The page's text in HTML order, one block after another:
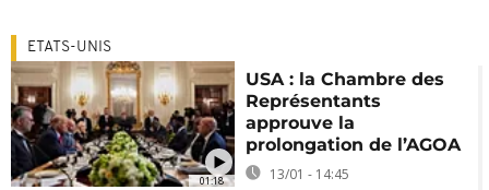
01:18
ETATS-UNIS
USA : la Chambre des
Représentants
approuve la
prolongation de l’AGOA
13/01 - 14:45